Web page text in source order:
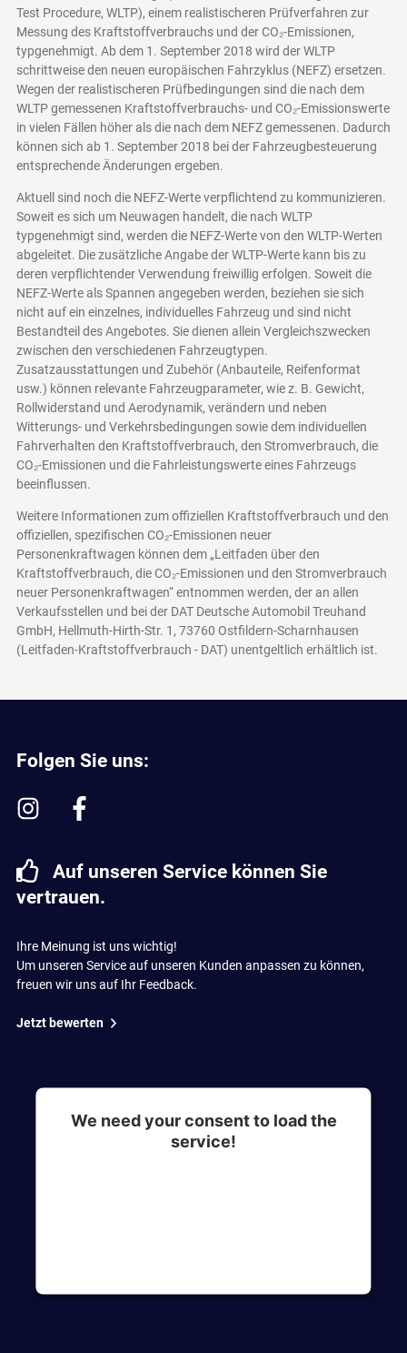
Test Procedure, WLTP), einem realistischeren Prüfverfahren zur
Messung des Kraftstoffverbrauchs und der CO₂-Emissionen,
typgenehmigt. Ab dem 1. September 2018 wird der WLTP
schrittweise den neuen europäischen Fahrzyklus (NEFZ) ersetzen.
Wegen der realistischeren Prüfbedingungen sind die nach dem
WLTP gemessenen Kraftstoffverbrauchs- und CO₂-Emissionswerte
in vielen Fällen höher als die nach dem NEFZ gemessenen. Dadurch
können sich ab 1. September 2018 bei der Fahrzeugbesteuerung
entsprechende Änderungen ergeben.
Aktuell sind noch die NEFZ-Werte verpflichtend zu kommunizieren.
Soweit es sich um Neuwagen handelt, die nach WLTP
typgenehmigt sind, werden die NEFZ-Werte von den WLTP-Werten
abgeleitet. Die zusätzliche Angabe der WLTP-Werte kann bis zu
deren verpflichtender Verwendung freiwillig erfolgen. Soweit die
NEFZ-Werte als Spannen angegeben werden, beziehen sie sich
nicht auf ein einzelnes, individuelles Fahrzeug und sind nicht
Bestandteil des Angebotes. Sie dienen allein Vergleichszwecken
zwischen den verschiedenen Fahrzeugtypen.
Zusatzausstattungen und Zubehör (Anbauteile, Reifenformat
usw.) können relevante Fahrzeugparameter, wie z. B. Gewicht,
Rollwiderstand und Aerodynamik, verändern und neben
Witterungs- und Verkehrsbedingungen sowie dem individuellen
Fahrverhalten den Kraftstoffverbrauch, den Stromverbrauch, die
CO₂-Emissionen und die Fahrleistungswerte eines Fahrzeugs
beeinflussen.
Weitere Informationen zum offiziellen Kraftstoffverbrauch und den
offiziellen, spezifischen CO₂-Emissionen neuer
Personenkraftwagen können dem „Leitfaden über den
Kraftstoffverbrauch, die CO₂-Emissionen und den Stromverbrauch
neuer Personenkraftwagen“ entnommen werden, der an allen
Verkaufsstellen und bei der DAT Deutsche Automobil Treuhand
GmbH, Hellmuth-Hirth-Str. 1, 73760 Ostfildern-Scharnhausen
(Leitfaden-Kraftstoffverbrauch - DAT) unentgeltlich erhältlich ist.
Folgen Sie uns:
Auf unseren Service können Sie
vertrauen.
Ihre Meinung ist uns wichtig!
Um unseren Service auf unseren Kunden anpassen zu können,
freuen wir uns auf Ihr Feedback.
Jetzt bewerten
We need your consent to load the
service!